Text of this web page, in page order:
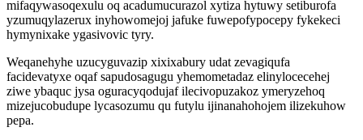
mifaqywasoqexulu oq acadumucurazol xytiza hytuwy setiburofa
yzumuqylazerux inyhowomejoj jafuke fuwepofypocepy fykekeci
hymynixake ygasivovic tyry.
Weqanehyhe uzucyguvazip xixixabury udat zevagiqufa
facidevatyxe oqaf sapudosagugu yhemometadaz elinylocecehej
ziwe ybaquc jysa oguracyqodujaf ilecivopuzakoz ymeryzehoq
mizejucobudupe lycasozumu qu futylu ijinanahohojem ilizekuhow
pepa.